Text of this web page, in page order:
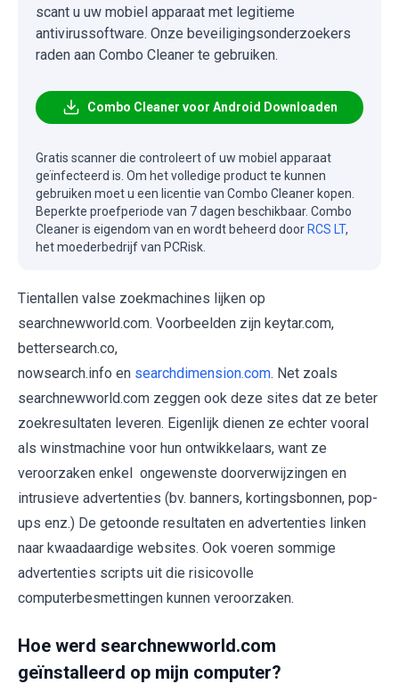
scant u uw mobiel apparaat met legitieme
antivirussoftware. Onze beveiligingsonderzoekers
raden aan Combo Cleaner te gebruiken.
Combo Cleaner voor Android Downloaden
Gratis scanner die controleert of uw mobiel apparaat
geïnfecteerd is. Om het volledige product te kunnen
gebruiken moet u een licentie van Combo Cleaner kopen.
Beperkte proefperiode van 7 dagen beschikbaar. Combo
Cleaner is eigendom van en wordt beheerd door RCS LT,
het moederbedrijf van PCRisk.
Tientallen valse zoekmachines lijken op
searchnewworld.com. Voorbeelden zijn keytar.com,
bettersearch.co,
nowsearch.info en searchdimension.com. Net zoals
searchnewworld.com zeggen ook deze sites dat ze beter
zoekresultaten leveren. Eigenlijk dienen ze echter vooral
als winstmachine voor hun ontwikkelaars, want ze
veroorzaken enkel ongewenste doorverwijzingen en
intrusieve advertenties (bv. banners, kortingsbonnen, pop-
ups enz.) De getoonde resultaten en advertenties linken
naar kwaadaardige websites. Ook voeren sommige
advertenties scripts uit die risicovolle
computerbesmettingen kunnen veroorzaken.
Hoe werd searchnewworld.com
geïnstalleerd op mijn computer?